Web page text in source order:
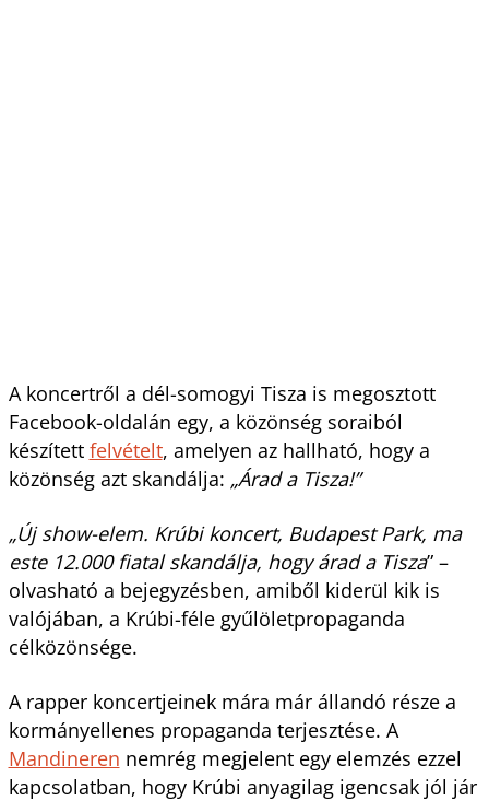
A koncertről a dél-somogyi Tisza is megosztott
Facebook-oldalán egy, a közönség soraiból
készített felvételt, amelyen az hallható, hogy a
közönség azt skandálja: „Árad a Tisza!”
„Új show-elem. Krúbi koncert, Budapest Park, ma
este 12.000 fiatal skandálja, hogy árad a Tisza” –
olvasható a bejegyzésben, amiből kiderül kik is
valójában, a Krúbi-féle gyűlöletpropaganda
célközönsége.
A rapper koncertjeinek mára már állandó része a
kormányellenes propaganda terjesztése. A
Mandineren nemrég megjelent egy elemzés ezzel
kapcsolatban, hogy Krúbi anyagilag igencsak jól jár